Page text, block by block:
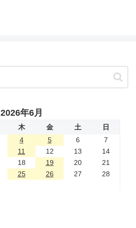
2026年6月
木 金 土
日
4 5 6
7
11 12 13
14
18 19 20
21
25 26 27
28